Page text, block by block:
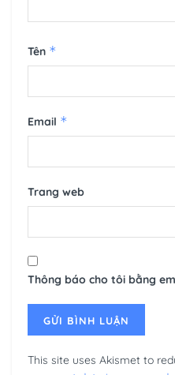
Tên *
Email *
Trang web
Thông báo cho tôi bằng
This site uses Akismet to